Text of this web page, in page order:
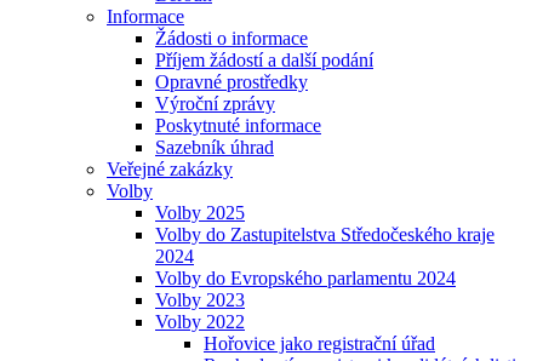
Informace
Žádosti o informace
Příjem žádostí a další podání
Opravné prostředky
Výroční zprávy
Poskytnuté informace
Sazebník úhrad
Veřejné zakázky
Volby
Volby 2025
Volby do Zastupitelstva Středočeského kraje
2024
Volby do Evropského parlamentu 2024
Volby 2023
Volby 2022
Hořovice jako registrační úřad